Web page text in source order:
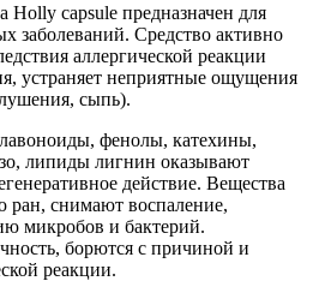
Holly capsule предназначен для
заболеваний. Средство активно
аллергической реакции
устраняет неприятные ощущения
сыпь).
фенолы, катехины,
липиды лигнин оказывают
действие. Вещества
ран, снимают воспаление,
микробов и бактерий.
борются с причиной и
реакции.